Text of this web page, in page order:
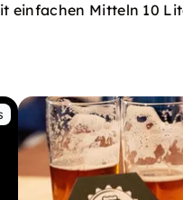
einfachen Mitteln 10